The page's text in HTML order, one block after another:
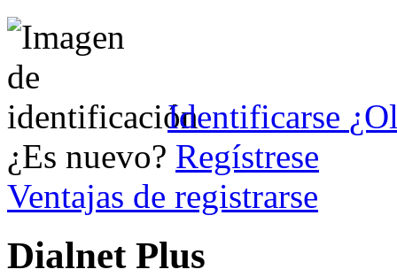
Identificarse
¿Es nuevo? Regístrese
Ventajas de registrarse
Dialnet Plus